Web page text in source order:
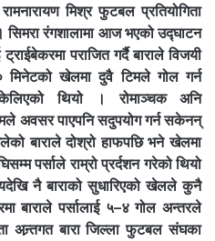
मिश्र फुटबल प्रतियोगिता
रंगशालामा आज भएको उद्घाटन
पराजित गर्दै बाराले विजयी
मिनेटको खेलमा दुवै टिमले गोल गर्न
थियो । रोमाञ्चक अनि
अवसर पाएपनि सदुपयोग गर्न सकेनन्
बाराले दोश्रो हाफपछि भने खेलमा
पर्साले राम्रो प्रर्दशन गरेको थियो
नै बाराको सुधारिएको खेलले कुनै
बाराले पर्सालाई ५–४ गोल अन्तरले
अन्र्तगत बारा जिल्ला फुटबल संघका